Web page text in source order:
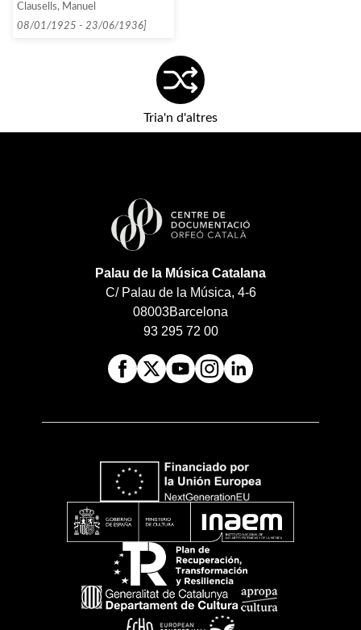
Fritz Horwitz i Manuel
Clausells entre 1925 i 1936]
Clausells, Manuel
08/01/1925 - 23/06/1936]
Tria'n d'altres
Palau de la Música Catalana
C/ Palau de la Música, 4-6
08003Barcelona
93 295 72 00